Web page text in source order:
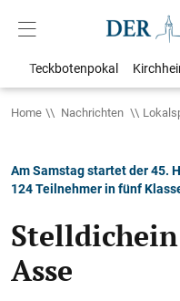
Teckbotenpokal
Home Nachrichten
Am Samstag startet der 45.
124 Teilnehmer in fünf
Asse